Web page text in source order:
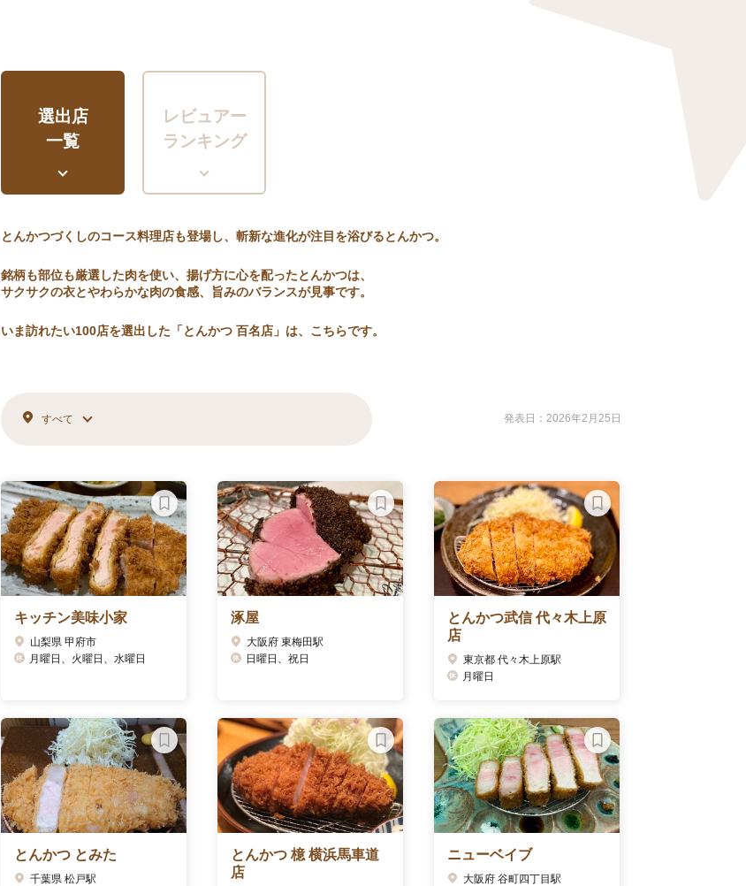
選出店
一覧
レビュアー
ランキング
とんかつづくしのコース料理店も登場し、斬新な進化が注目を浴びるとんかつ。
銘柄も部位も厳選した肉を使い、揚げ方に心を配ったとんかつは、
サクサクの衣とやわらかな肉の食感、旨みのバランスが見事です。
いま訪れたい100店を選出した「とんかつ 百名店」は、こちらです。
すべて 発表日：2026年2月25日
キッチン美味小家
山梨県 甲府市
月曜日、火曜日、水曜日
涿屋
大阪府 東梅田駅
日曜日、祝日
とんかつ武信 代々木上原
店
東京都 代々木上原駅
月曜日
とんかつ とみた
千葉県 松戸駅
とんかつ 檍 横浜馬車道
店
ニューベイブ
大阪府 谷町四丁目駅